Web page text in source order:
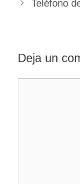
Teléfono
Deja un